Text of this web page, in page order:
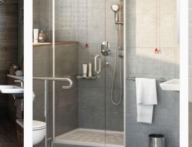
Посмотреть все товары
CONFORMA